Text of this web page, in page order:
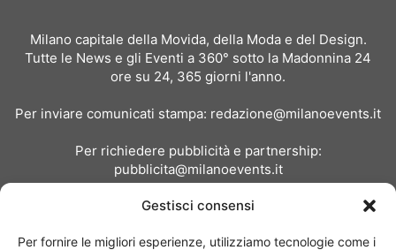
Gestisci consensi
Per fornire le migliori esperienze, utilizziamo tecnologie come i
Milano capitale della Movida, della Moda e del Design.
Tutte le News e gli Eventi a 360° sotto la Madonnina 24
ore su 24, 365 giorni l'anno.
Per inviare comunicati stampa: redazione@milanoevents.it
Per richiedere pubblicità e partnership:
pubblicita@milanoevents.it